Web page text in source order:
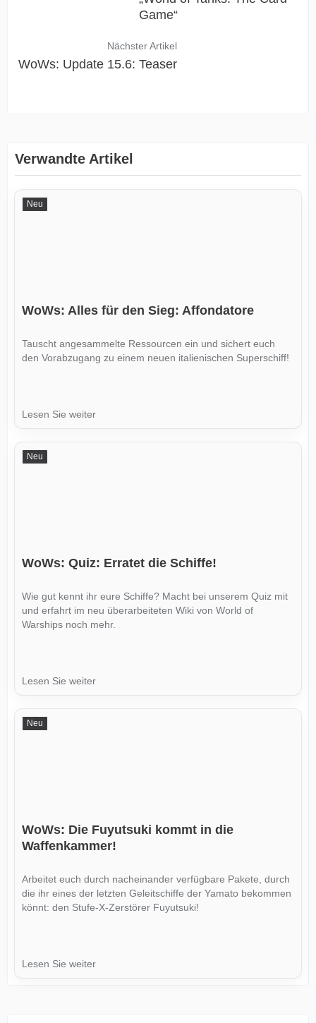
Game“
Nächster Artikel
WoWs: Update 15.6: Teaser
Verwandte Artikel
Neu
WoWs: Alles für den Sieg: Affondatore
Tauscht angesammelte Ressourcen ein und sichert euch
den Vorabzugang zu einem neuen italienischen Superschiff!
Lesen Sie weiter
Neu
WoWs: Quiz: Erratet die Schiffe!
Wie gut kennt ihr eure Schiffe? Macht bei unserem Quiz mit
und erfahrt im neu überarbeiteten Wiki von World of
Warships noch mehr.
Lesen Sie weiter
Neu
WoWs: Die Fuyutsuki kommt in die
Waffenkammer!
Arbeitet euch durch nacheinander verfügbare Pakete, durch
die ihr eines der letzten Geleitschiffe der Yamato bekommen
könnt: den Stufe-X-Zerstörer Fuyutsuki!
Lesen Sie weiter